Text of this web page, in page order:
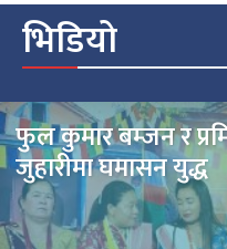
भिडियो
फुल कुमार बम्जन र
जुहारीमा घमासन युद्ध